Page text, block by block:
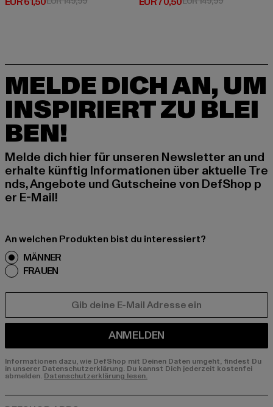
MELDE DICH AN, UM
INSPIRIERT ZU BLEI
BEN!
Melde dich hier für unseren Newsletter an und
erhalte künftig Informationen über aktuelle Tre
nds, Angebote und Gutscheine von DefShop p
er E-Mail!
An welchen Produkten bist du interessiert?
MÄNNER
FRAUEN
ANMELDEN
Informationen dazu, wie DefShop mit Deinen Daten umgeht, findest Du
in unserer Datenschutzerklärung. Du kannst Dich jederzeit kostenfei
abmelden. Datenschutzerklärung lesen.